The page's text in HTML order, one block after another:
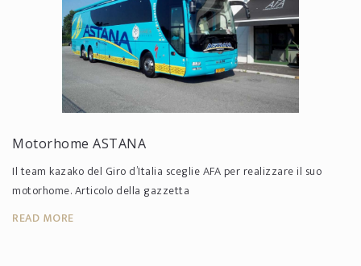
Motorhome ASTANA
Il team kazako del Giro d’Italia sceglie AFA per realizzare il suo
motorhome. Articolo della gazzetta
READ MORE